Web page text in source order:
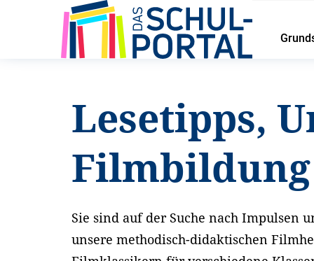
Startseite Service Lesetipps und Unterrichtsideen
Lesetipps,
Sie sind auf der Suche nach Impulsen
unsere methodisch-didaktischen